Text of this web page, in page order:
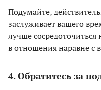
Подумайте,
заслуживает вашего
лучше сосредоточиться
в отношения наравне с
4. Обратитесь за